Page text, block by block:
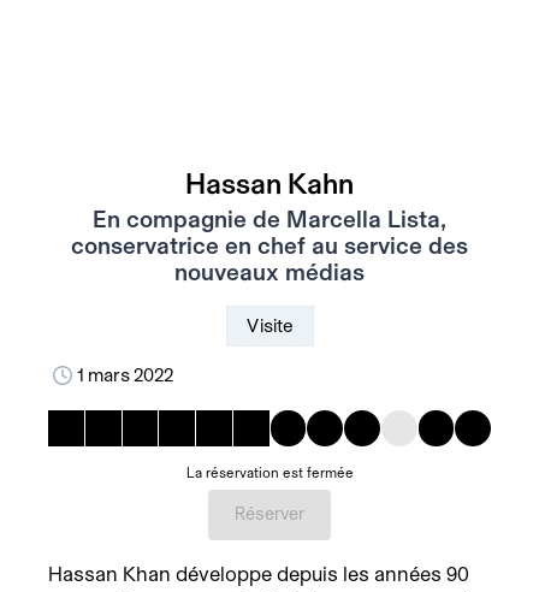
Hassan Kahn
En compagnie de Marcella Lista,
conservatrice en chef au service des
nouveaux médias
Visite
1 mars 2022
La réservation est fermée
Réserver
Hassan Khan développe depuis les années 90